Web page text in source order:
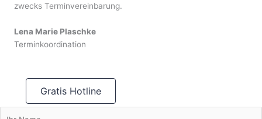
zwecks Terminvereinbarung.
Lena Marie Plaschke
Terminkoordination
Gratis Hotline